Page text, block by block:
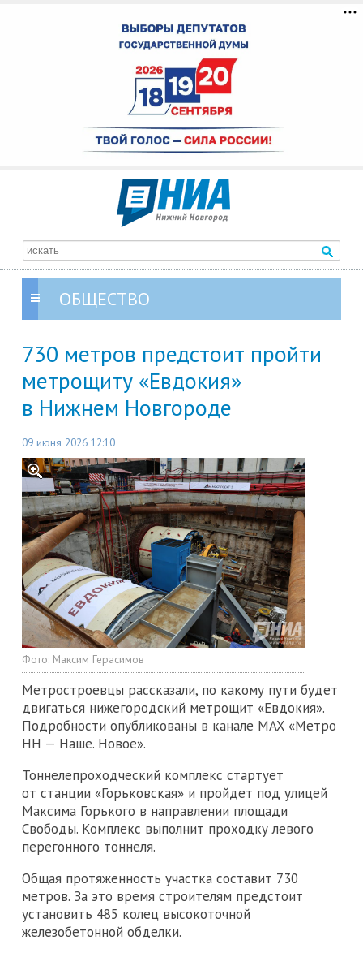
ОБЩЕСТВО
730 метров предстоит пройти
метрощиту «Евдокия»
в Нижнем Новгороде
09 июня 2026 12:10
Фото: Максим Герасимов
Метростроевцы рассказали, по какому пути будет
двигаться нижегородский метрощит «Евдокия».
Подробности опубликованы в канале MAX «Метро
НН — Наше. Новое».
Тоннелепроходческий комплекс стартует
от станции «Горьковская» и пройдет под улицей
Максима Горького в направлении площади
Свободы. Комплекс выполнит проходку левого
перегонного тоннеля.
Общая протяженность участка составит 730
метров. За это время строителям предстоит
установить 485 колец высокоточной
железобетонной обделки.